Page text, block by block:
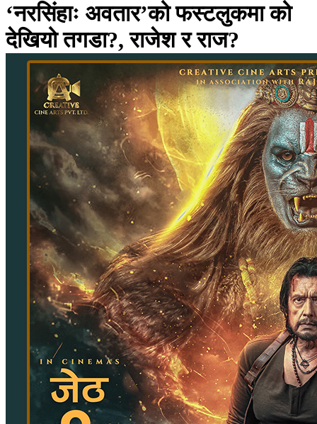
‘नरसिंहाः अवतार’को फस्टलुकमा को
देखियो तगडा?, राजेश र राज?